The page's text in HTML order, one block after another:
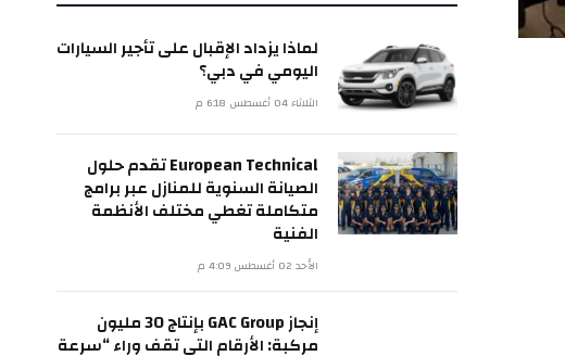
لماذا يزداد الإقبال على تأجير السيارات
اليومي في دبي؟
الثلاثاء 04 أغسطس 6:18 م
European Technical تقدم حلول
الصيانة السنوية للمنازل عبر برامج
متكاملة تغطي مختلف الأنظمة
الفنية
الأحد 02 أغسطس 4:09 م
إنجاز GAC Group بإنتاج 30 مليون
مركبة: الأرقام التي تقف وراء “سرعة